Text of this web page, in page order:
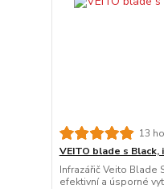
13
VEITO blade s Black,
Infrazářič Veito Blade
efektivní a úsporné